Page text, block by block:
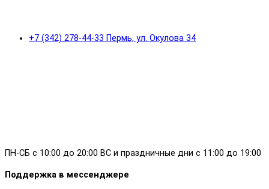
+7 (342) 278-44-33 Пермь, ул. Окулова 34
ПН-СБ с 10:00 до 20:00 ВС и праздничные дни с 11:00 до 19:00
Поддержка в мессенджере